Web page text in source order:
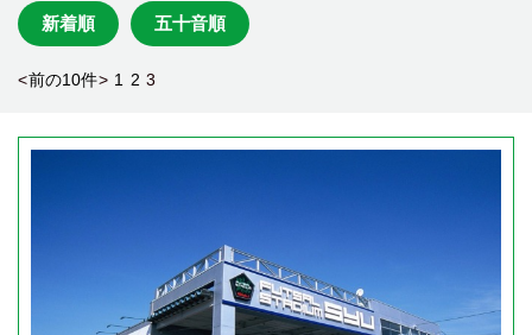
新着順 五十音順
<前の10件> 1 2 3